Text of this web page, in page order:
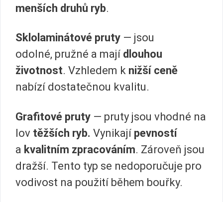
menších druhů ryb.
Sklolaminátové pruty — jsou
odolné, pružné a mají dlouhou
životnost. Vzhledem k nižší ceně
nabízí dostatečnou kvalitu.
Grafitové pruty — pruty jsou vhodné na
lov těžších ryb. Vynikají pevností
a kvalitním zpracováním. Zároveň jsou
dražší. Tento typ se nedoporučuje pro
vodivost na použití během bouřky.